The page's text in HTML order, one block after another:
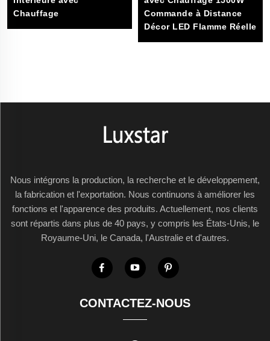
Chauffage
Commande à Distance
Décor LED Flamme Réelle
Nous intégrons la production, la recherche et le développement,
la fabrication et l'exportation. Nous continuons à améliorer les
fonctions et l'apparence des produits. Actuellement, nos clients
sont répartis dans plus de 40 pays, y compris les États-Unis, le
Royaume-Uni, le Canada, l'Australie et d'autres.
CONTACTEZ-NOUS